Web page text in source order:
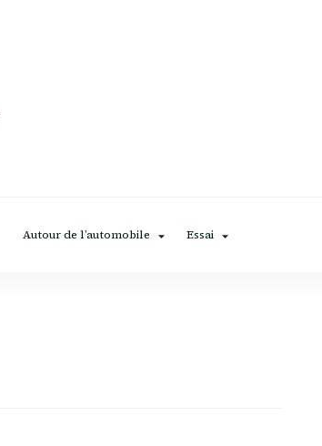
Autour de l’automobile Essai